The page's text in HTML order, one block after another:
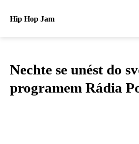
Hip Hop Jam
Nechte se unést do
programem Rádia